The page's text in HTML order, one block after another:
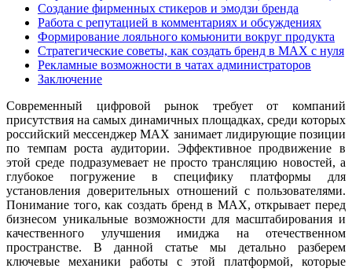
Создание фирменных стикеров и эмодзи бренда
Работа с репутацией в комментариях и обсуждениях
Формирование лояльного комьюнити вокруг продукта
Стратегические советы, как создать бренд в MAX с нуля
Рекламные возможности в чатах администраторов
Заключение
Современный цифровой рынок требует от компаний
присутствия на самых динамичных площадках, среди которых
российский мессенджер MAX занимает лидирующие позиции
по темпам роста аудитории. Эффективное продвижение в
этой среде подразумевает не просто трансляцию новостей, а
глубокое погружение в специфику платформы для
установления доверительных отношений с пользователями.
Понимание того, как создать бренд в MAX, открывает перед
бизнесом уникальные возможности для масштабирования и
качественного улучшения имиджа на отечественном
пространстве. В данной статье мы детально разберем
ключевые механики работы с этой платформой, которые